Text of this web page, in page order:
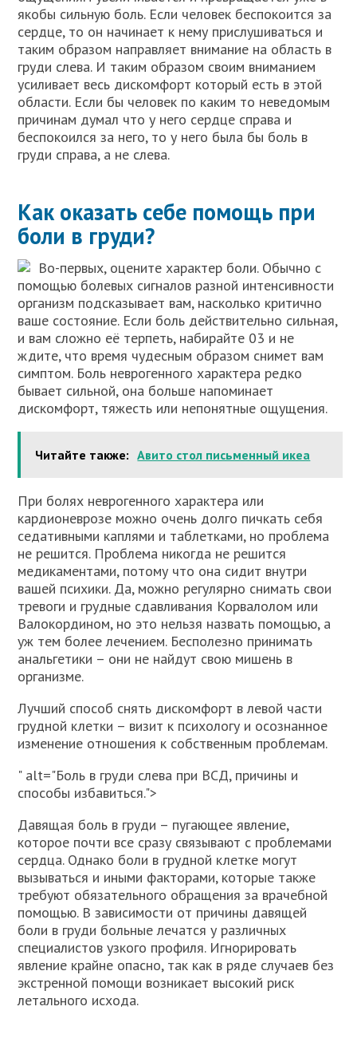
якобы сильную боль. Если человек беспокоится за
сердце, то он начинает к нему прислушиваться и
таким образом направляет внимание на область в
груди слева. И таким образом своим вниманием
усиливает весь дискомфорт который есть в этой
области. Если бы человек по каким то неведомым
причинам думал что у него сердце справа и
беспокоился за него, то у него была бы боль в
груди справа, а не слева.
Как оказать себе помощь при
боли в груди?
Во-первых, оцените характер боли. Обычно с
помощью болевых сигналов разной интенсивности
организм подсказывает вам, насколько критично
ваше состояние. Если боль действительно сильная,
и вам сложно её терпеть, набирайте 03 и не
ждите, что время чудесным образом снимет вам
симптом. Боль неврогенного характера редко
бывает сильной, она больше напоминает
дискомфорт, тяжесть или непонятные ощущения.
Читайте также: Авито стол письменный икеа
При болях неврогенного характера или
кардионеврозе можно очень долго пичкать себя
седативными каплями и таблетками, но проблема
не решится. Проблема никогда не решится
медикаментами, потому что она сидит внутри
вашей психики. Да, можно регулярно снимать свои
тревоги и грудные сдавливания Корвалолом или
Валокордином, но это нельзя назвать помощью, а
уж тем более лечением. Бесполезно принимать
анальгетики – они не найдут свою мишень в
организме.
Лучший способ снять дискомфорт в левой части
грудной клетки – визит к психологу и осознанное
изменение отношения к собственным проблемам.
" alt="Боль в груди слева при ВСД, причины и
способы избавиться.">
Давящая боль в груди – пугающее явление,
которое почти все сразу связывают с проблемами
сердца. Однако боли в грудной клетке могут
вызываться и иными факторами, которые также
требуют обязательного обращения за врачебной
помощью. В зависимости от причины давящей
боли в груди больные лечатся у различных
специалистов узкого профиля. Игнорировать
явление крайне опасно, так как в ряде случаев без
экстренной помощи возникает высокий риск
летального исхода.